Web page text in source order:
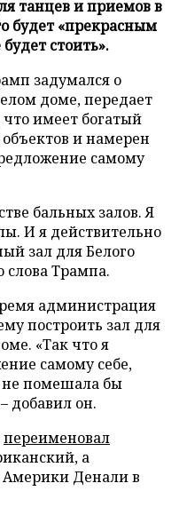
танцев и приемов в
будет «прекрасным
стоить».
задумался о
доме, передает
имеет богатый
и намерен
самому
бальных залов. Я
И я действительно
зал для Белого
слова Трампа.
администрация
построить зал для
«Так что я
самому себе,
помешала бы
добавил он.
переименовал
а
Денали в